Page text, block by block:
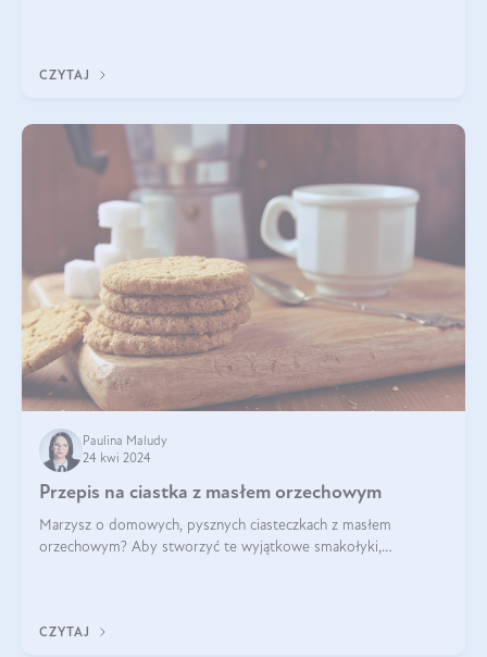
CZYTAJ
Paulina Maludy
24 kwi 2024
Przepis na ciastka z masłem orzechowym
Marzysz o domowych, pysznych ciasteczkach z masłem
orzechowym? Aby stworzyć te wyjątkowe smakołyki,
CZYTAJ